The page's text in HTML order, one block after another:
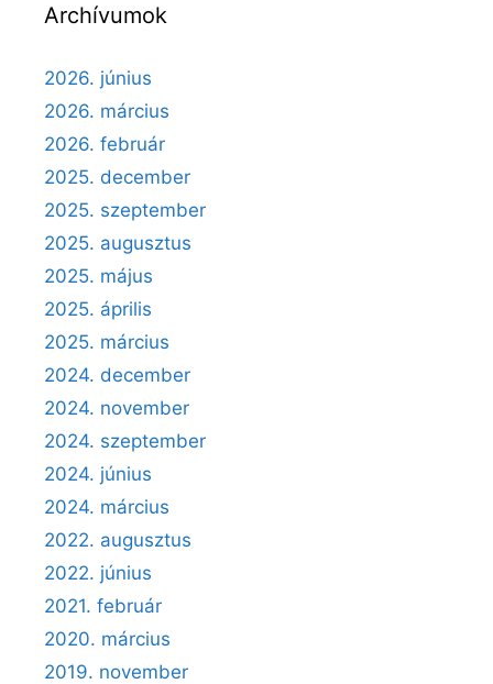
Archívumok
2026. június
2026. március
2026. február
2025. december
2025. szeptember
2025. augusztus
2025. május
2025. április
2025. március
2024. december
2024. november
2024. szeptember
2024. június
2024. március
2022. augusztus
2022. június
2021. február
2020. március
2019. november